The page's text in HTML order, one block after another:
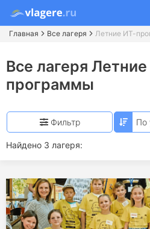
Главная Все лагеря Летние ИТ-
Все лагеря
программы
Найдено 3 лагеря:
Фильтр